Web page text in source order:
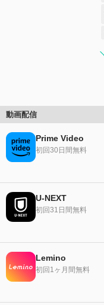
動画配信
Prime Video
初回30日間無料
U-NEXT
初回31日間無料
Lemino
初回1ヶ月間無料